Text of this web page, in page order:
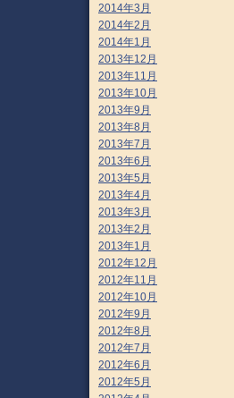
2014年3月
2014年2月
2014年1月
2013年12月
2013年11月
2013年10月
2013年9月
2013年8月
2013年7月
2013年6月
2013年5月
2013年4月
2013年3月
2013年2月
2013年1月
2012年12月
2012年11月
2012年10月
2012年9月
2012年8月
2012年7月
2012年6月
2012年5月